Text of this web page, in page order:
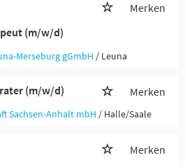
(m/w/d)
Merken
Merseburg gGmbH / Leuna
(m/w/d) Merken
Sachsen-Anhalt mbH / Halle/Saale
Merken